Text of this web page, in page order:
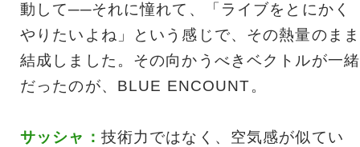
動して──それに憧れて、「ライブをとにかく
やりたいよね」という感じで、その熱量のまま
結成しました。その向かうべきベクトルが一緒
だったのが、BLUE ENCOUNT。
サッシャ： 技術力ではなく、空気感が似てい